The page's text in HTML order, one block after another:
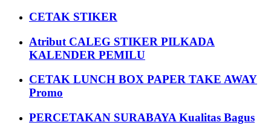
CETAK STIKER
Atribut CALEG STIKER PILKADA
KALENDER PEMILU
CETAK LUNCH BOX PAPER TAKE AWAY
Promo
PERCETAKAN SURABAYA Kualitas Bagus